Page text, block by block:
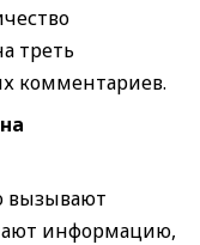
треть
комментариев.
вызывают
информацию,